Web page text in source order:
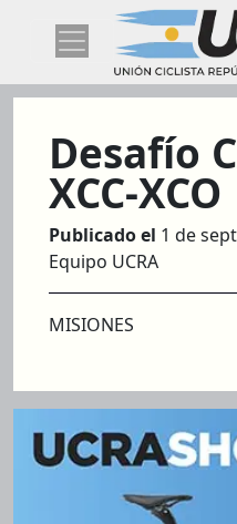
Desafío
XCC-XCO
Publicado el 1 de
Equipo UCRA
MISIONES